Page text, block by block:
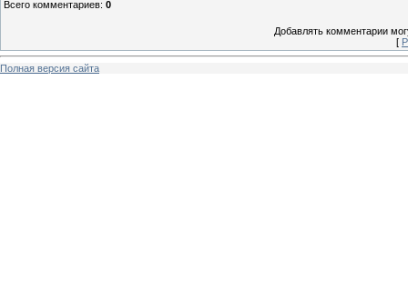
Всего комментариев: 0
Добавлять комментарии
[
Полная версия сайта